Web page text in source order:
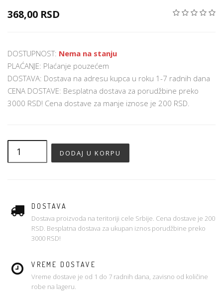
368,00 RSD
DOSTUPNOST: Nema na stanju
PLAĆANJE: Plaćanje pouzećem
DOSTAVA: Dostava na adresu kupca u roku 1-7 radnih dana
CENA DOSTAVE: Besplatna dostava za porudžbine preko
3000 RSD! Cena dostave za manje iznose je 200 RSD.
DOSTAVA
Dostava proizvoda na teritoriji cele Srbije. Cena dostave je 200
RSD. Besplatna dostava za ukupan iznos porudžbine preko
3000 RSD!
VREME DOSTAVE
Vreme dostave je od 1 do 7 radnih dana, zavisno od količine
robe na lageru.